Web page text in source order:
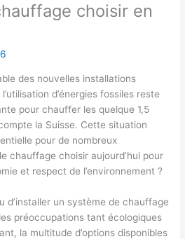
choisir en
des nouvelles installations
d’énergies fossiles reste
pour chauffer les quelque 1,5
la Suisse. Cette situation
pour de nombreux
chauffage choisir aujourd’hui pour
et respect de l’environnement ?
d’installer un système de chauffage
préoccupations tant écologiques
la multitude d’options disponibles